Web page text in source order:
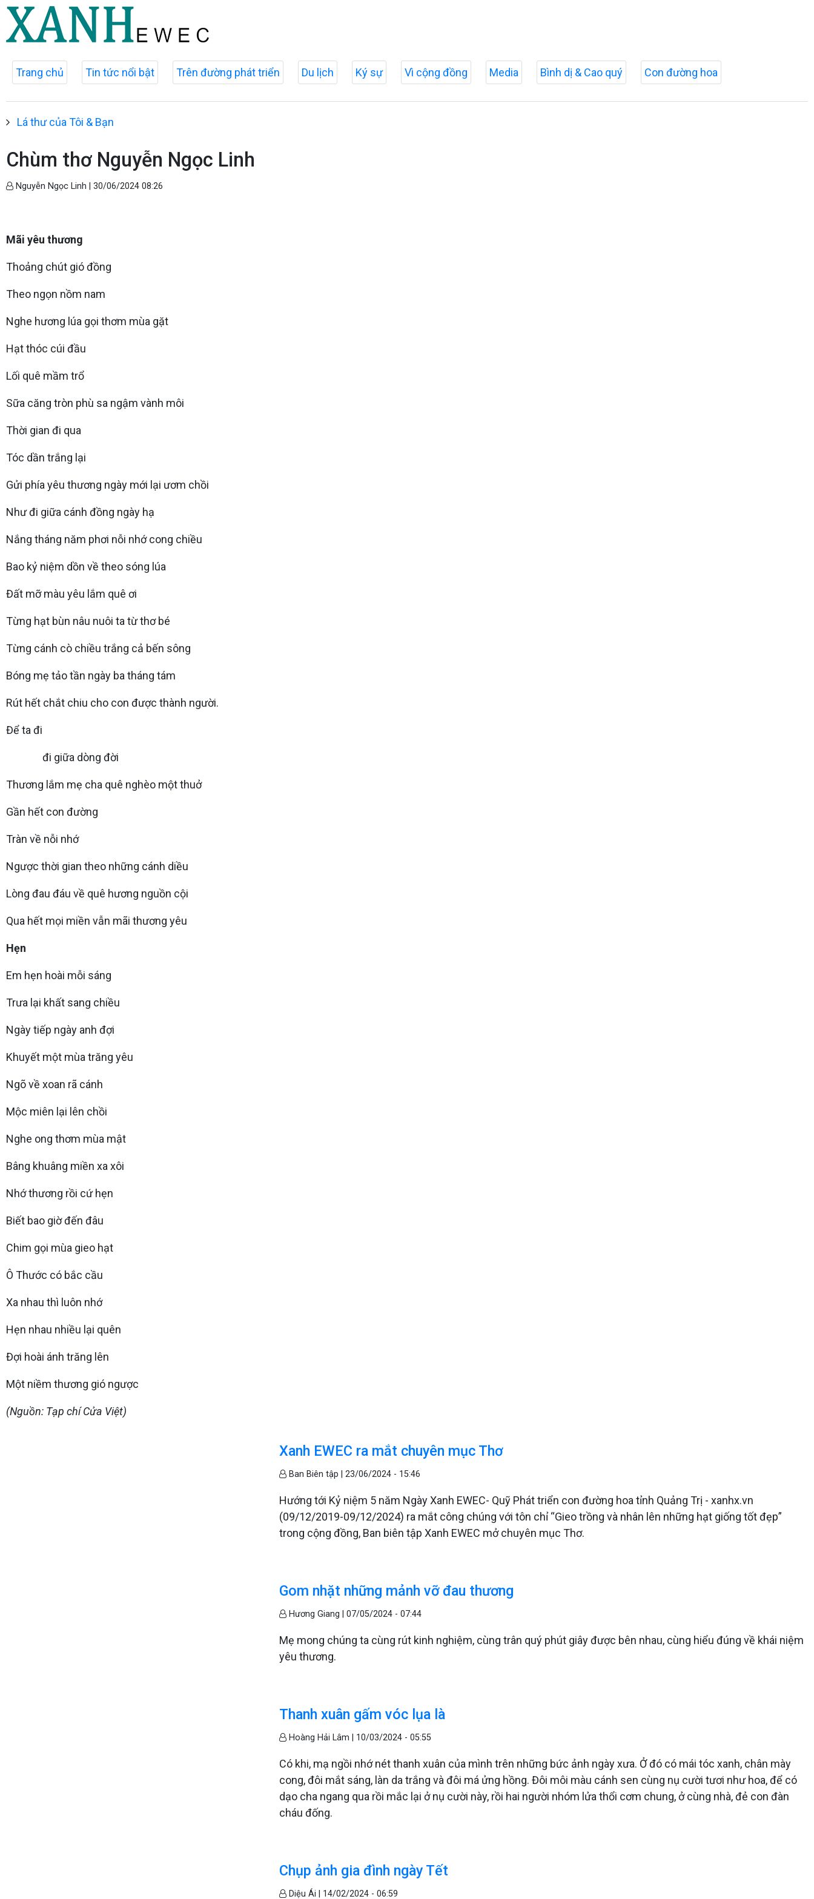
Trang chủ Tin tức nổi bật Trên đường phát triển Du lịch Ký sự Vì cộng đồng Media Bình dị & Cao quý Con đường hoa
Lá thư của Tôi & Bạn
Chùm thơ Nguyễn Ngọc Linh
Nguyễn Ngọc Linh | 30/06/2024 08:26
Mãi yêu thương
Thoảng chút gió đồng
Theo ngọn nồm nam
Nghe hương lúa gọi thơm mùa gặt
Hạt thóc cúi đầu
Lối quê mầm trổ
Sữa căng tròn phù sa ngậm vành môi
Thời gian đi qua
Tóc dần trắng lại
Gửi phía yêu thương ngày mới lại ươm chồi
Như đi giữa cánh đồng ngày hạ
Nắng tháng năm phơi nỗi nhớ cong chiều
Bao kỷ niệm dồn về theo sóng lúa
Đất mỡ màu yêu lắm quê ơi
Từng hạt bùn nâu nuôi ta từ thơ bé
Từng cánh cò chiều trắng cả bến sông
Bóng mẹ tảo tần ngày ba tháng tám
Rút hết chắt chiu cho con được thành người.
Để ta đi
đi giữa dòng đời
Thương lắm mẹ cha quê nghèo một thuở
Gần hết con đường
Tràn về nỗi nhớ
Ngược thời gian theo những cánh diều
Lòng đau đáu về quê hương nguồn cội
Qua hết mọi miền vẫn mãi thương yêu
Hẹn
Em hẹn hoài mỗi sáng
Trưa lại khất sang chiều
Ngày tiếp ngày anh đợi
Khuyết một mùa trăng yêu
Ngõ về xoan rã cánh
Mộc miên lại lên chồi
Nghe ong thơm mùa mật
Bâng khuâng miền xa xôi
Nhớ thương rồi cứ hẹn
Biết bao giờ đến đâu
Chim gọi mùa gieo hạt
Ô Thước có bắc cầu
Xa nhau thì luôn nhớ
Hẹn nhau nhiều lại quên
Đợi hoài ánh trăng lên
Một niềm thương gió ngược
(Nguồn: Tạp chí Cửa Việt)
Xanh EWEC ra mắt chuyên mục Thơ
Ban Biên tập |23/06/2024 - 15:46
Hướng tới Kỷ niệm 5 năm Ngày Xanh EWEC- Quỹ Phát triển con đường hoa tỉnh Quảng Trị - xanhx.vn
(09/12/2019-09/12/2024) ra mắt công chúng với tôn chỉ “Gieo trồng và nhân lên những hạt giống tốt đẹp”
trong cộng đồng, Ban biên tập Xanh EWEC mở chuyên mục Thơ.
Gom nhặt những mảnh vỡ đau thương
Hương Giang |07/05/2024 - 07:44
Mẹ mong chúng ta cùng rút kinh nghiệm, cùng trân quý phút giây được bên nhau, cùng hiểu đúng về khái niệm
yêu thương.
Thanh xuân gấm vóc lụa là
Hoàng Hải Lâm | 10/03/2024 - 05:55
Có khi, mạ ngồi nhớ nét thanh xuân của mình trên những bức ảnh ngày xưa. Ở đó có mái tóc xanh, chân mày
cong, đôi mắt sáng, làn da trắng và đôi má ửng hồng. Đôi môi màu cánh sen cùng nụ cười tươi như hoa, để có
dạo cha ngang qua rồi mắc lại ở nụ cười này, rồi hai người nhóm lửa thổi cơm chung, ở cùng nhà, đẻ con đàn
cháu đống.
Chụp ảnh gia đình ngày Tết
Diệu Ái | 14/02/2024 - 06:59